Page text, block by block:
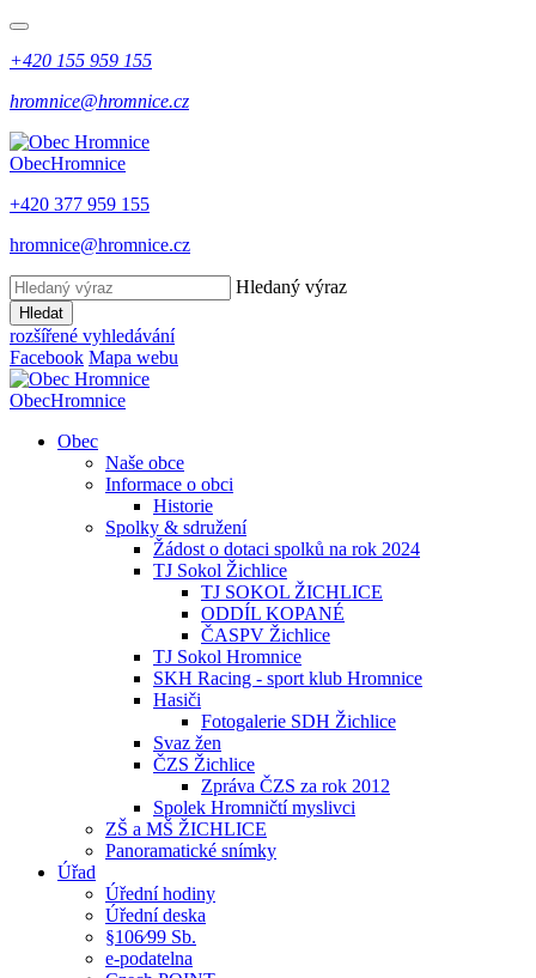
+420 155 959 155
hromnice@hromnice.cz
ObecHromnice
+420 377 959 155
hromnice@hromnice.cz
Hledaný výraz
Hledat
rozšířené vyhledávání
Facebook Mapa webu
ObecHromnice
Obec
Naše obce
Informace o obci
Historie
Spolky & sdružení
Žádost o dotaci spolků na rok 2024
TJ Sokol Žichlice
TJ SOKOL ŽICHLICE
ODDÍL KOPANÉ
ČASPV Žichlice
TJ Sokol Hromnice
SKH Racing - sport klub Hromnice
Hasiči
Fotogalerie SDH Žichlice
Svaz žen
ČZS Žichlice
Zpráva ČZS za rok 2012
Spolek Hromničtí myslivci
ZŠ a MŠ ŽICHLICE
Panoramatické snímky
Úřad
Úřední hodiny
Úřední deska
§106⁄99 Sb.
e-podatelna